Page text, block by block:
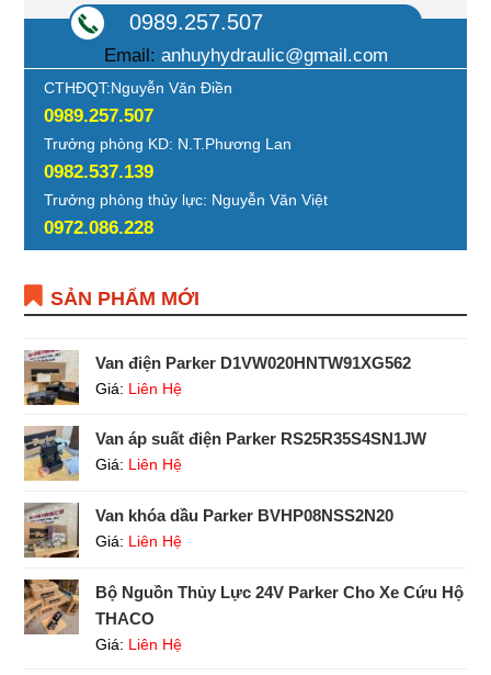
0989.257.507
Email: anhuyhydraulic@gmail.com
CTHĐQT:Nguyễn Văn Điền
0989.257.507
Trưởng phòng KD: N.T.Phương Lan
0982.537.139
Trưởng phòng thủy lực: Nguyễn Văn Việt
0972.086.228
SẢN PHẨM MỚI
Van điện Parker D1VW020HNTW91XG562
Giá: Liên Hệ
Van áp suất điện Parker RS25R35S4SN1JW
Giá: Liên Hệ
Van khóa dầu Parker BVHP08NSS2N20
Giá: Liên Hệ
Bộ Nguồn Thủy Lực 24V Parker Cho Xe Cứu Hộ
THACO
Giá: Liên Hệ